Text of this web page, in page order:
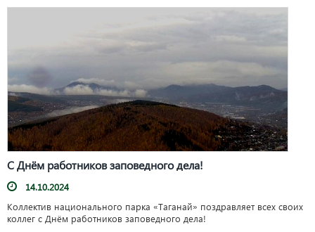
С Днём работников заповедного дела!
14.10.2024
Коллектив национального парка «Таганай» поздравляет всех своих
коллег с Днём работников заповедного дела!